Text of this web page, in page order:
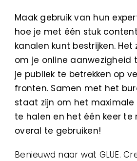
Maak gebruik van hun
hoe je met één stuk
kanalen kunt bestrijken. Het
om je online aanwezigheid
je publiek te betrekken op
fronten. Samen met het
staat zijn om het
te halen en het één keer te
overal te gebruiken!
Benieuwd naar wat GLUE.